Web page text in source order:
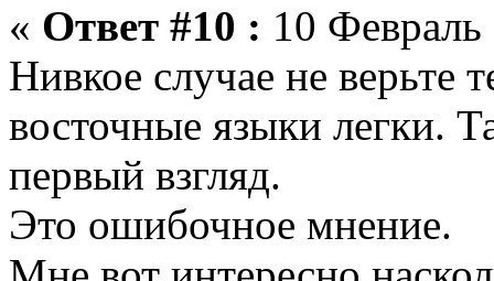
« Ответ #10 : 10
Нивкое случае не верьте
восточные языки легки.
первый взгляд.
Это ошибочное мнение.